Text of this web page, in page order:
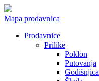
Mapa prodavnica
Prodavnice
Prilike
Poklon
Putovanja
Godišnjica